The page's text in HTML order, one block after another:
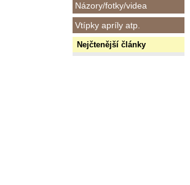
Názory/fotky/videa
Vtípky apríly atp.
Nejčtenější články